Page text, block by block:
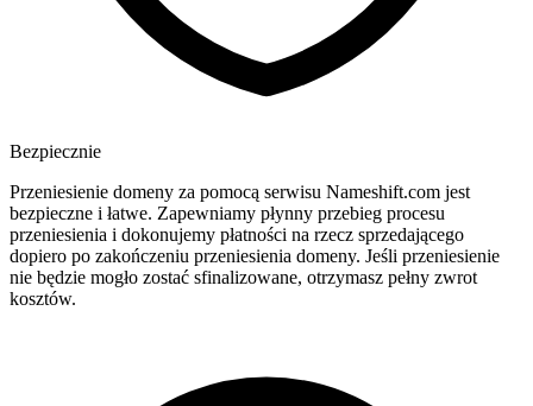
Bezpiecznie
Przeniesienie domeny za pomocą serwisu Nameshift.com jest
bezpieczne i łatwe. Zapewniamy płynny przebieg procesu
przeniesienia i dokonujemy płatności na rzecz sprzedającego
dopiero po zakończeniu przeniesienia domeny. Jeśli przeniesienie
nie będzie mogło zostać sfinalizowane, otrzymasz pełny zwrot
kosztów.